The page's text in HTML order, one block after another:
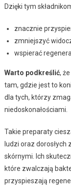
Dzięki tym
znacznie
zmniejszyć
wspierać
Warto podkreślić,
tam, gdzie jest to
dla tych, którzy
niedoskonałościami.
Takie preparaty
ludzi oraz
skórnymi. Ich
które zwalczają
przyspieszają